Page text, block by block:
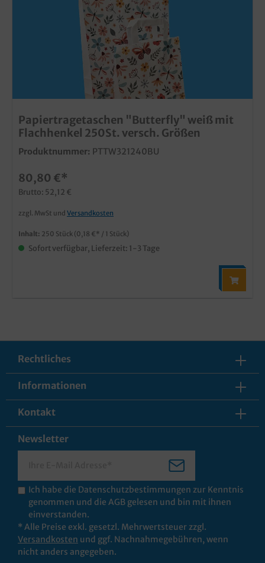
Papiertragetaschen "Butterfly" weiß mit
Flachhenkel 250St. versch. Größen
Produktnummer: PTTW321240BU
80,80 €*
Brutto: 52,12 €
zzgl. MwSt und Versandkosten
Inhalt: 250 Stück (0,18 €* / 1 Stück)
Sofort verfügbar, Lieferzeit: 1-3 Tage
Rechtliches
Informationen
Kontakt
Newsletter
Ich habe die Datenschutzbestimmungen zur Kenntnis
genommen und die AGB gelesen und bin mit ihnen
einverstanden.
* Alle Preise exkl. gesetzl. Mehrwertsteuer zzgl.
Versandkosten und ggf. Nachnahmegebühren, wenn
nicht anders angegeben.